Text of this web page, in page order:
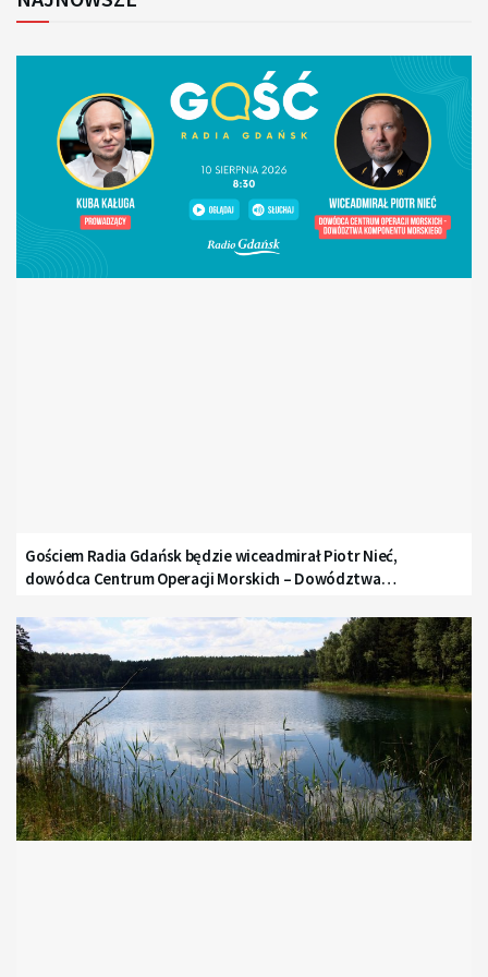
Gościem Radia Gdańsk będzie wiceadmirał Piotr Nieć,
dowódca Centrum Operacji Morskich – Dowództwa